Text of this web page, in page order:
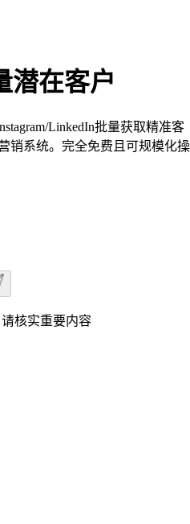
潜在客户
LinkedIn批量获取精准客
销系统。完全免费且可规模化操
核实重要内容